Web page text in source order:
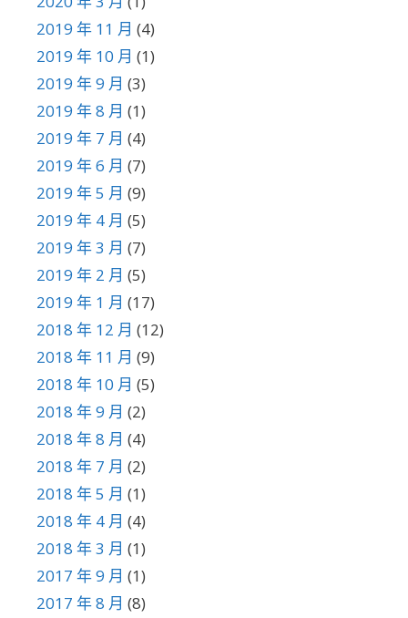
2019 年 11 月 (4)
2019 年 10 月 (1)
2019 年 9 月 (3)
2019 年 8 月 (1)
2019 年 7 月 (4)
2019 年 6 月 (7)
2019 年 5 月 (9)
2019 年 4 月 (5)
2019 年 3 月 (7)
2019 年 2 月 (5)
2019 年 1 月 (17)
2018 年 12 月 (12)
2018 年 11 月 (9)
2018 年 10 月 (5)
2018 年 9 月 (2)
2018 年 8 月 (4)
2018 年 7 月 (2)
2018 年 5 月 (1)
2018 年 4 月 (4)
2018 年 3 月 (1)
2017 年 9 月 (1)
2017 年 8 月 (8)